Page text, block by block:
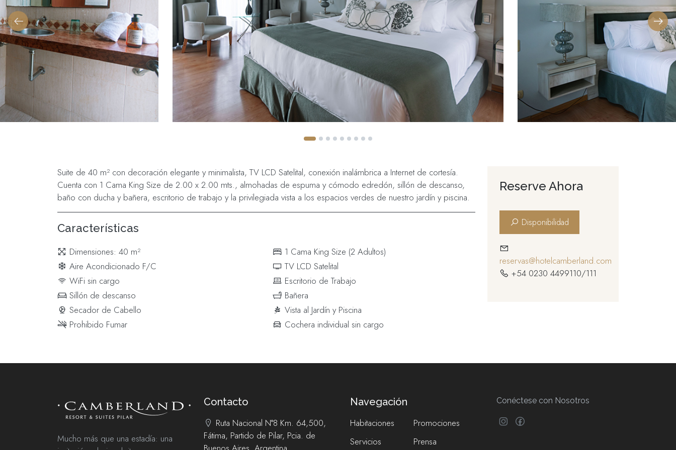
Suite de 40 m² con decoración elegante y minimalista, TV LCD Satelital, conexión inalámbrica a Internet de cortesía.
Cuenta con 1 Cama King Size de 2.00 x 2.00 mts., almohadas de espuma y cómodo edredón, sillón de descanso,
baño con ducha y bañera, escritorio de trabajo y la privilegiada vista a los espacios verdes de nuestro jardín y piscina.
Características
Dimensiones: 40 m²
1 Cama King Size (2 Adultos)
Aire Acondicionado F/C
TV LCD Satelital
WiFi sin cargo
Escritorio de Trabajo
Sillón de descanso
Bañera
Secador de Cabello
Vista al Jardín y Piscina
Prohibido Fumar
Cochera individual sin cargo
Reserve Ahora
Disponibilidad
reservas@hotelcamberland.com
+54 0230 4499110/111
Mucho más que una estadía: una
Contacto
Ruta Nacional N°8 Km. 64,500,
Fátima, Partido de Pilar, Pcia. de
Navegación
Habitaciones
Servicios
Promociones
Prensa
Conéctese con Nosotros